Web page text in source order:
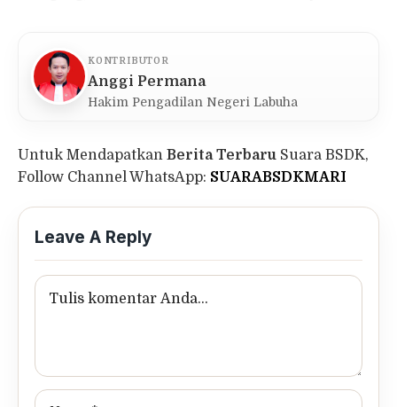
KONTRIBUTOR
Anggi Permana
Hakim Pengadilan Negeri Labuha
Untuk Mendapatkan Berita Terbaru Suara BSDK,
Follow Channel WhatsApp: SUARABSDKMARI
Leave A Reply